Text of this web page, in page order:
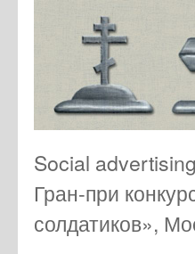
Social
Гран-при
солдатиков»,